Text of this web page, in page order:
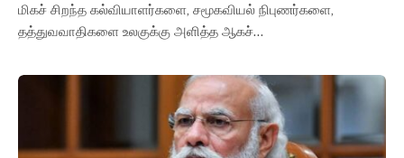
மிகச் சிறந்த கல்வியாளர்களை, சமூகவியல் நிபுணர்களை,
தத்துவவாதிகளை உலகுக்கு அளித்த ஆகச்…